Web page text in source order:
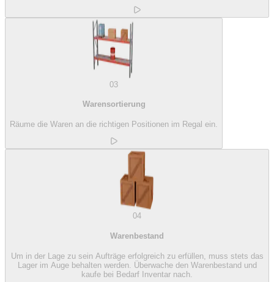
03
Warensortierung
Räume die Waren an die richtigen Positionen im Regal ein.
04
Warenbestand
Um in der Lage zu sein Aufträge erfolgreich zu erfüllen, muss stets das
Lager im Auge behalten werden. Überwache den Warenbestand und
kaufe bei Bedarf Inventar nach.